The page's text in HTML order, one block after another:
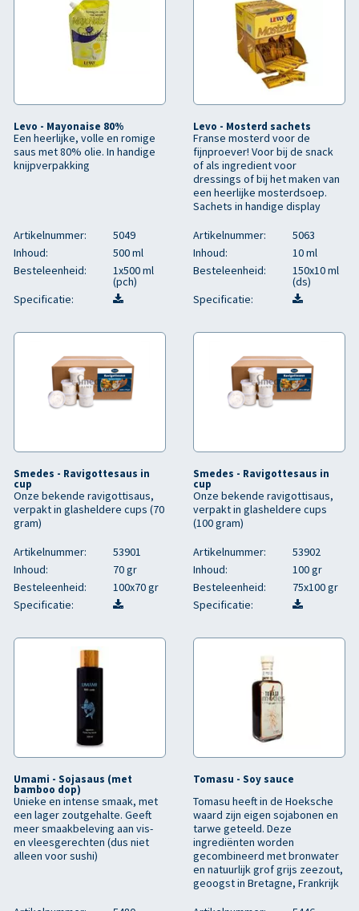
Levo - Mayonaise 80%
Een heerlijke, volle en romige
saus met 80% olie. In handige
knijpverpakking
Artikelnummer:
5049
Inhoud:
500 ml
Besteleenheid:
1x500 ml
(pch)
Specificatie:
Levo - Mosterd sachets
Franse mosterd voor de
fijnproever! Voor bij de snack
of als ingredient voor
dressings of bij het maken van
een heerlijke mosterdsoep.
Sachets in handige display
Artikelnummer:
5063
Inhoud:
10 ml
Besteleenheid:
150x10 ml
(ds)
Specificatie:
Smedes - Ravigottesaus in
cup
Onze bekende ravigottisaus,
verpakt in glasheldere cups (70
gram)
Artikelnummer:
53901
Inhoud:
70 gr
Besteleenheid:
100x70 gr
Specificatie:
Smedes - Ravigottesaus in
cup
Onze bekende ravigottisaus,
verpakt in glasheldere cups
(100 gram)
Artikelnummer:
53902
Inhoud:
100 gr
Besteleenheid:
75x100 gr
Specificatie:
Umami - Sojasaus (met
bamboo dop)
Unieke en intense smaak, met
een lager zoutgehalte. Geeft
meer smaakbeleving aan vis-
en vleesgerechten (dus niet
alleen voor sushi)
Tomasu - Soy sauce
Tomasu heeft in de Hoeksche
waard zijn eigen sojabonen en
tarwe geteeld. Deze
ingrediënten worden
gecombineerd met bronwater
en natuurlijk grof grijs zeezout,
geoogst in Bretagne, Frankrijk